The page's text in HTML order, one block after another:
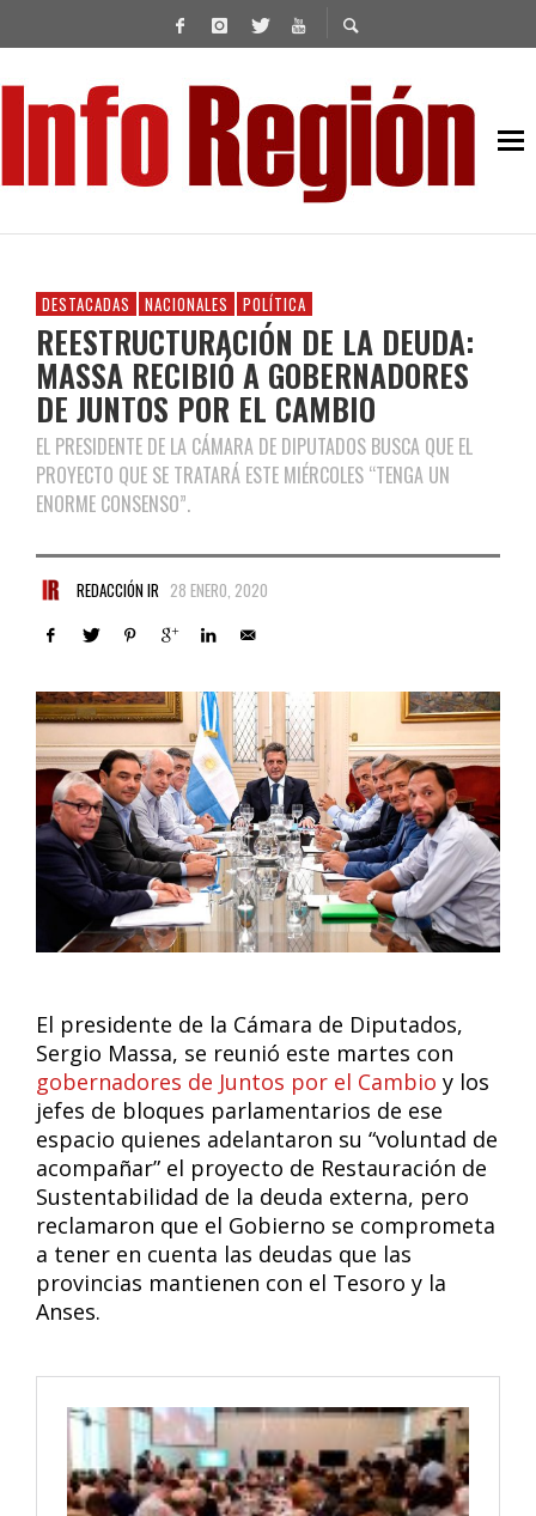
DESTACADAS NACIONALES POLÍTICA
REESTRUCTURACIÓN DE LA DEUDA:
MASSA RECIBIÓ A GOBERNADORES
DE JUNTOS POR EL CAMBIO
EL PRESIDENTE DE LA CÁMARA DE DIPUTADOS BUSCA QUE EL
PROYECTO QUE SE TRATARÁ ESTE MIÉRCOLES “TENGA UN
ENORME CONSENSO”.
REDACCIÓN IR 28 ENERO, 2020
El presidente de la Cámara de Diputados,
Sergio Massa, se reunió este martes con
gobernadores de Juntos por el Cambio y los
jefes de bloques parlamentarios de ese
espacio quienes adelantaron su “voluntad de
acompañar” el proyecto de Restauración de
Sustentabilidad de la deuda externa, pero
reclamaron que el Gobierno se comprometa
a tener en cuenta las deudas que las
provincias mantienen con el Tesoro y la
Anses.